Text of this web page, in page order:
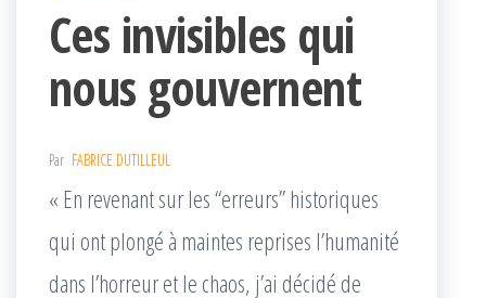
Ces invisibles qui
nous gouvernent
Par FABRICE DUTILLEUL
« En revenant sur les “erreurs” historiques
qui ont plongé à maintes reprises l’humanité
dans l’horreur et le chaos, j’ai décidé de